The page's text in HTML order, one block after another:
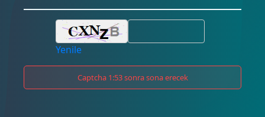
Yenile
Captcha 1:53 sonra sona erecek